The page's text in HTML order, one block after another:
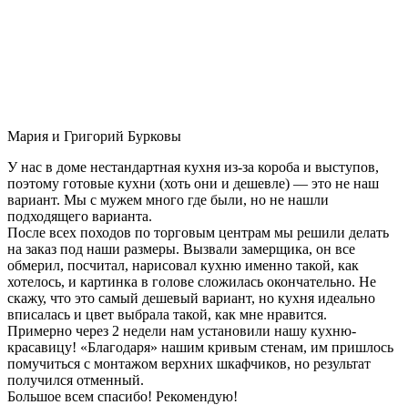
Мария и Григорий Бурковы
У нас в доме нестандартная кухня из-за короба и выступов,
поэтому готовые кухни (хоть они и дешевле) — это не наш
вариант. Мы с мужем много где были, но не нашли
подходящего варианта.
После всех походов по торговым центрам мы решили делать
на заказ под наши размеры. Вызвали замерщика, он все
обмерил, посчитал, нарисовал кухню именно такой, как
хотелось, и картинка в голове сложилась окончательно. Не
скажу, что это самый дешевый вариант, но кухня идеально
вписалась и цвет выбрала такой, как мне нравится.
Примерно через 2 недели нам установили нашу кухню-
красавицу! «Благодаря» нашим кривым стенам, им пришлось
помучиться с монтажом верхних шкафчиков, но результат
получился отменный.
Большое всем спасибо! Рекомендую!